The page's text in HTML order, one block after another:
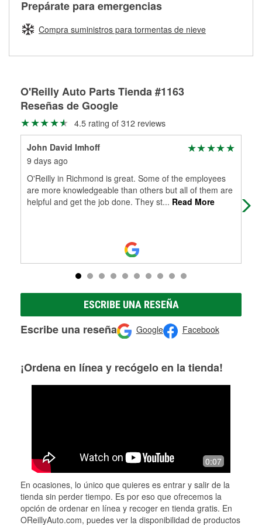
Herramientas de O'Reilly
pueden ser reutilizados, podemos ayudarte a encontrar las
partes de reemplazo correctas para tu reparación.
averiada o determina los acoplamientos y la longitud
adecuados para que te construyamos una nueva. O'Reilly
Auto Parts tiene las mangueras y los acoples adecuados
agrícola o de construcción.
hidráulicas a la medida en tu tienda local
Prepárate para emergencias
Compra suministros para tormentas de nieve
O'Reilly Auto Parts Tienda #1163
Reseñas de Google
4.5 rating of 312 reviews
John David Imhoff
9 days ago
O'Reilly in Richmond is great. Some of the employees
are more knowledgeable than others but all of them are
helpful and get the job done. They st... Read More
ESCRIBE UNA RESEÑA
Escribe una reseña Google Facebook
¡Ordena en línea y recógelo en la tienda!
0:07
En ocasiones, lo único que quieres es entrar y salir de la
tienda sin perder tiempo. Es por eso que ofrecemos la
opción de ordenar en línea y recoger en tienda gratis. En
OReillyAuto.com, puedes ver la disponibilidad de productos